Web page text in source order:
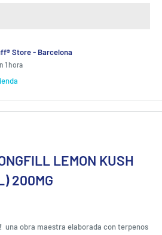
Store - Barcelona
1 hora
LEMON KUSH
200MG
! una obra maestra elaborada con terpenos